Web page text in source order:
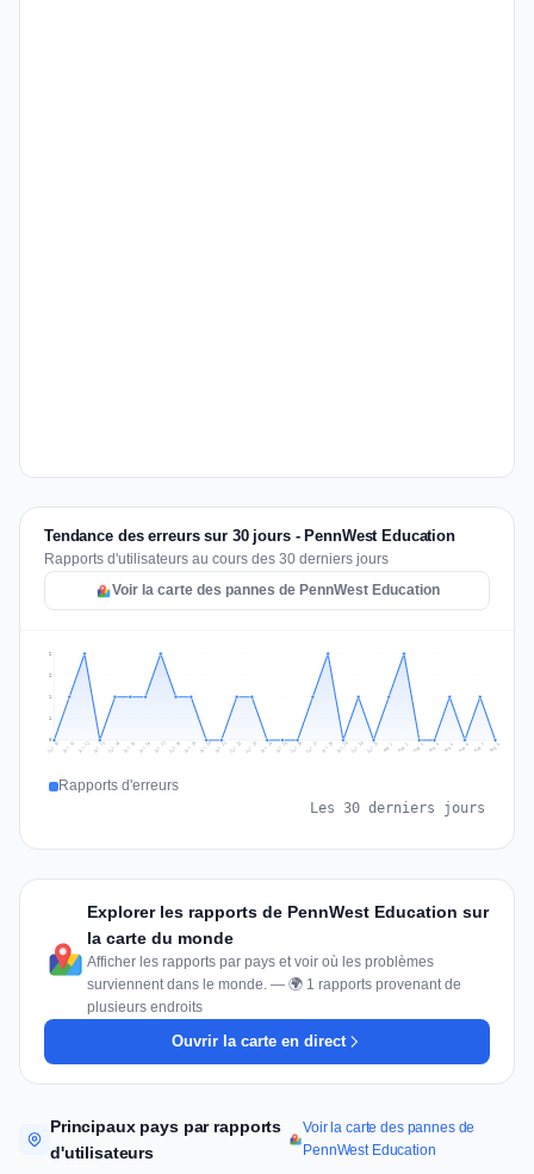
Tendance des erreurs sur 30 jours - PennWest Education
Rapports d'utilisateurs au cours des 30 derniers jours
Voir la carte des pannes de PennWest Education
1
1
2
2
Jul 10 Jul 11 Jul 12 Jul 13 Jul 14 Jul 15 Jul 16 Jul 17 Jul 18 Jul 19 Jul 20 Jul 21 Jul 22 Jul 23 Jul 24 Jul 25 Jul 26 Jul 27 Jul 28 Jul 29 Jul 30 Jul 31 Aug 1 Aug 2 Aug 3 Aug 4 Aug 5 Aug 6 Aug 7 Aug 8
Rapports d'erreurs
Les 30 derniers jours
Explorer les rapports de PennWest Education sur
la carte du monde
Afficher les rapports par pays et voir où les problèmes
surviennent dans le monde. — 🌍 1 rapports provenant de
plusieurs endroits
Ouvrir la carte en direct
Principaux pays par rapports
d'utilisateurs
Voir la carte des pannes de
PennWest Education